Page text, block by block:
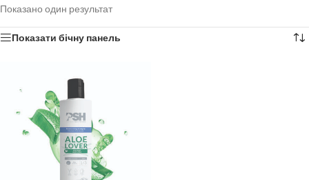
Показано один результат
Показати бічну панель